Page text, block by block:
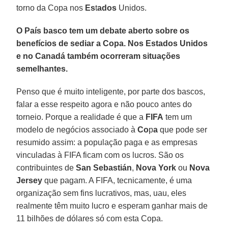
torno da Copa nos Estados Unidos.
O País basco tem um debate aberto sobre os
benefícios de sediar a Copa. Nos Estados Unidos
e no Canadá também ocorreram situações
semelhantes.
Penso que é muito inteligente, por parte dos bascos,
falar a esse respeito agora e não pouco antes do
torneio. Porque a realidade é que a FIFA tem um
modelo de negócios associado àCopa que pode ser
resumido assim: a população paga e as empresas
vinculadas à FIFA ficam com os lucros. São os
contribuintes deSan Sebastián, Nova York ou Nova
Jersey que pagam. A FIFA, tecnicamente, é uma
organização sem fins lucrativos, mas, uau, eles
realmente têm muito lucro e esperam ganhar mais de
11 bilhões de dólares só com esta Copa.